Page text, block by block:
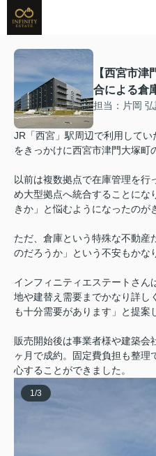
【西宮市
合による倉
担当：片岡
JR「西宮」駅周辺で利用して
をきっかけに西宮市津門大塚町
以前は複数拠点で在庫管理を行
め大型拠点へ統合することにな
きか」と悩むようになったのが
ただ、倉庫という特殊な不動産
のだろうか」という不安もかな
インフィニティエステートさん
地や建替え需要までかなり詳し
も十分需要があります」と提案
販売開始後は事業者様や建築会
ヶ月で成約。固定費負担も整
心することができました。
1/3